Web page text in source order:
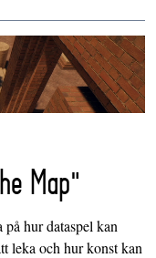
Map"
hur dataspel kan
leka och hur konst kan